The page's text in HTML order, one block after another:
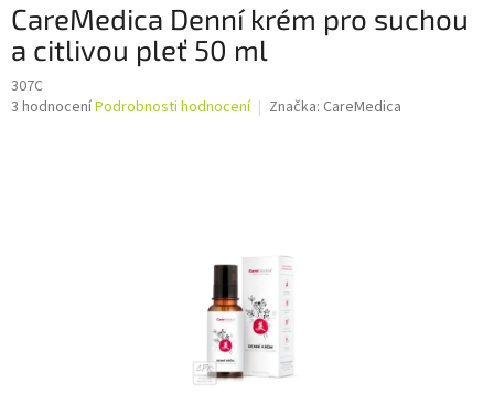
CareMedica Denní krém pro suchou
a citlivou pleť 50 ml
307C
Průměrné
3 hodnoceníPodrobnosti hodnocení Značka: CareMedica